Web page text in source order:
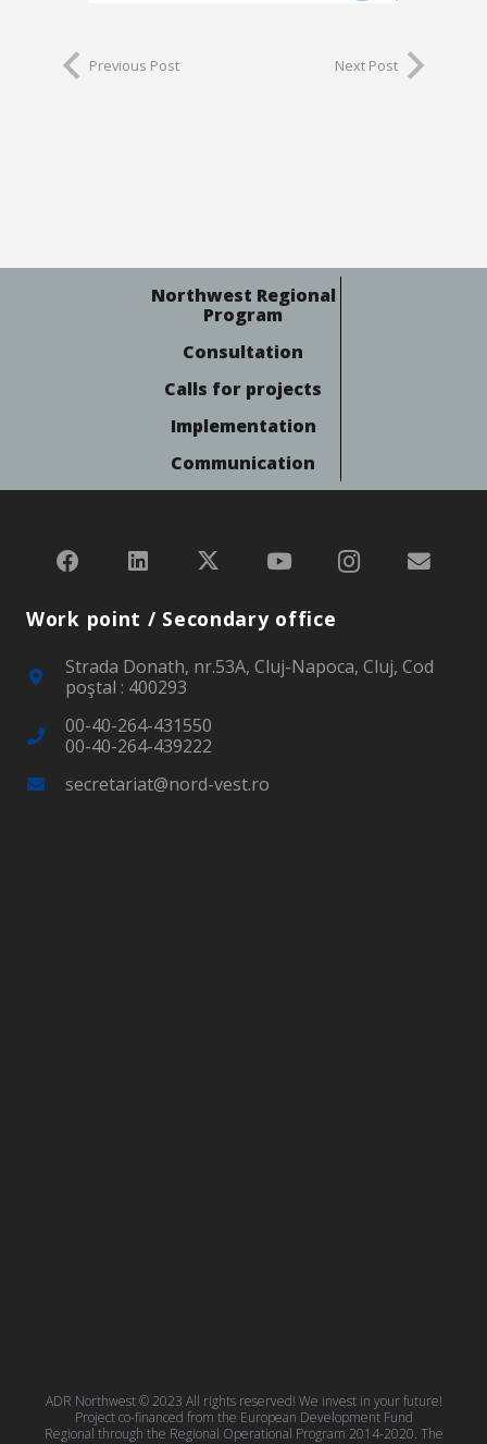
Previous Post Next Post
Northwest Regional
Program
Consultation
Calls for projects
Implementation
Communication
Work point / Secondary office
Strada Donath, nr.53A, Cluj-Napoca, Cluj, Cod
poştal : 400293
00-40-264-431550
00-40-264-439222
secretariat@nord-vest.ro
ADR Northwest © 2023 All rights reserved! We invest in your future!
Project co-financed from the European Development Fund
Regional through the Regional Operational Program 2014-2020. The